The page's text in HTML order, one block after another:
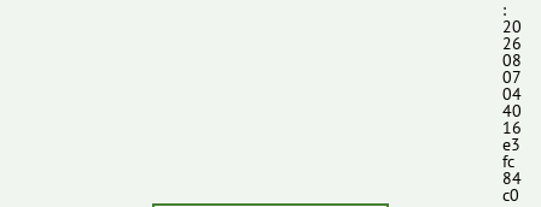
:
20
26
08
07
04
40
16
e3
fc
84
c0